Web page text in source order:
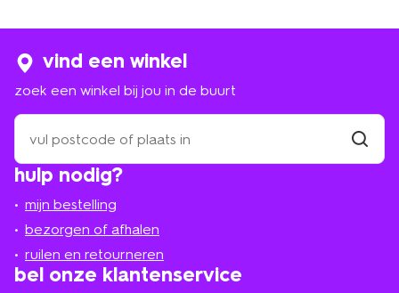
hulp nodig?
mijn bestelling
bezorgen of afhalen
ruilen en retourneren
bel onze klantenservice
vind een winkel
zoek een winkel bij jou in de buurt
zoek
een
winkel
bij
in
de
buurt